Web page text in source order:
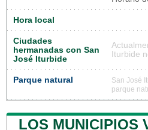
Hora local
Ciudades
hermanadas con San
José Iturbide
Iturbide
Parque natural
San José
parque
LOS MUNICIPIOS